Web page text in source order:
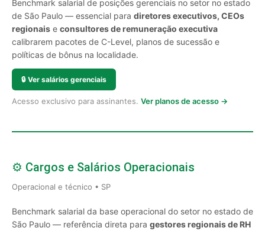
Benchmark salarial de posições gerenciais no setor no estado
de São Paulo — essencial para diretores executivos, CEOs
regionais e consultores de remuneração executiva
calibrarem pacotes de C-Level, planos de sucessão e
políticas de bônus na localidade.
🔒 Ver salários gerenciais
Acesso exclusivo para assinantes. Ver planos de acesso →
⚙️ Cargos e Salários Operacionais
Operacional e técnico • SP
Benchmark salarial da base operacional do setor no estado de
São Paulo — referência direta para gestores regionais de RH